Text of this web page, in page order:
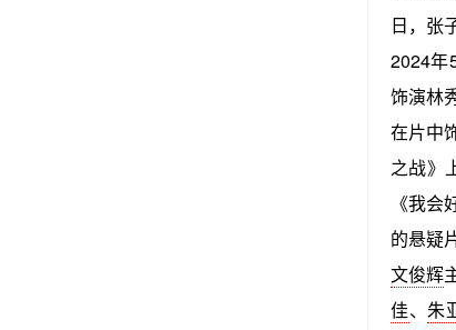
日，张
2024年
饰演林
在片中
之战》
《我
的悬疑
文俊辉
佳、朱